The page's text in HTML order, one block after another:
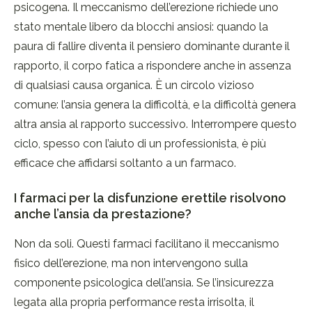
psicogena. Il meccanismo dell’erezione richiede uno
stato mentale libero da blocchi ansiosi: quando la
paura di fallire diventa il pensiero dominante durante il
rapporto, il corpo fatica a rispondere anche in assenza
di qualsiasi causa organica. È un circolo vizioso
comune: l’ansia genera la difficoltà, e la difficoltà genera
altra ansia al rapporto successivo. Interrompere questo
ciclo, spesso con l’aiuto di un professionista, è più
efficace che affidarsi soltanto a un farmaco.
I farmaci per la disfunzione erettile risolvono
anche l’ansia da prestazione?
Non da soli. Questi farmaci facilitano il meccanismo
fisico dell’erezione, ma non intervengono sulla
componente psicologica dell’ansia. Se l’insicurezza
legata alla propria performance resta irrisolta, il